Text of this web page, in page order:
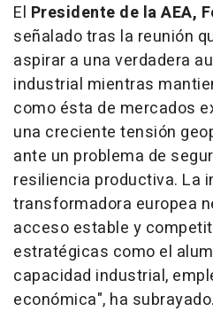
El Presidente de la AEA,
señalado tras la reunión
aspirar a una verdadera
industrial mientras
como ésta de mercados
una creciente tensión
ante un problema de
resiliencia productiva. La
transformadora europea
acceso estable y
estratégicas como el
capacidad industrial,
económica", ha subrayado.